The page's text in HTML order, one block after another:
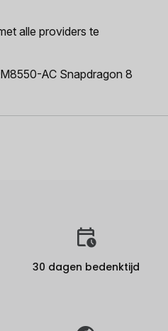
alle providers te
AC Snapdragon 8
30 dagen bedenktijd